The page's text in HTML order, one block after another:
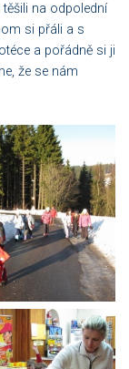
na odpolední
si přáli a s
a pořádně si ji
že se nám